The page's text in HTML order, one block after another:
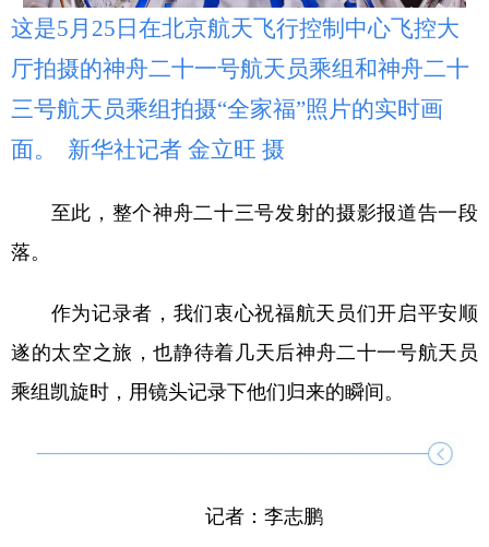
这是5月25日在北京航天飞行控制中心飞控大
厅拍摄的神舟二十一号航天员乘组和神舟二十
三号航天员乘组拍摄“全家福”照片的实时画
面。 新华社记者 金立旺 摄
至此，整个神舟二十三号发射的摄影报道告一段
落。
作为记录者，我们衷心祝福航天员们开启平安顺
遂的太空之旅，也静待着几天后神舟二十一号航天员
乘组凯旋时，用镜头记录下他们归来的瞬间。
记者：李志鹏